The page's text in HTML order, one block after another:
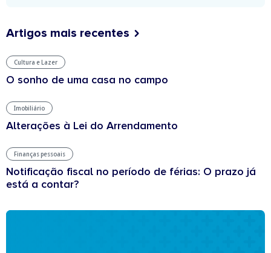
Artigos mais recentes
Cultura e Lazer
O sonho de uma casa no campo
Imobiliário
Alterações à Lei do Arrendamento
Finanças pessoais
Notificação fiscal no período de férias: O prazo já
está a contar?